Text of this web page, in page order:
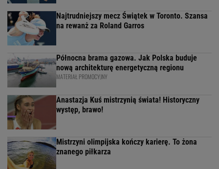
Najtrudniejszy mecz Świątek w Toronto. Szansa
na rewanż za Roland Garros
Północna brama gazowa. Jak Polska buduje
nową architekturę energetyczną regionu
MATERIAŁ PROMOCYJNY
Anastazja Kuś mistrzynią świata! Historyczny
występ, brawo!
Mistrzyni olimpijska kończy karierę. To żona
znanego piłkarza